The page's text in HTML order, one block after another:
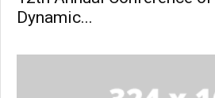
Dynamic...